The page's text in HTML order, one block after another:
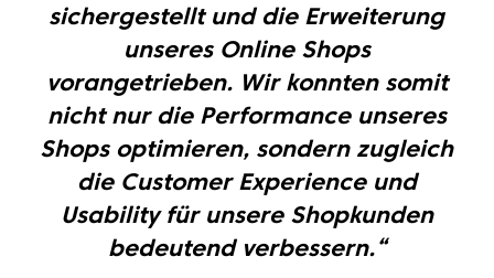
sichergestellt und die Erweiterung
unseres Online Shops
vorangetrieben. Wir konnten somit
nicht nur die Performance unseres
Shops optimieren, sondern zugleich
die Customer Experience und
Usability für unsere Shopkunden
bedeutend verbessern.“